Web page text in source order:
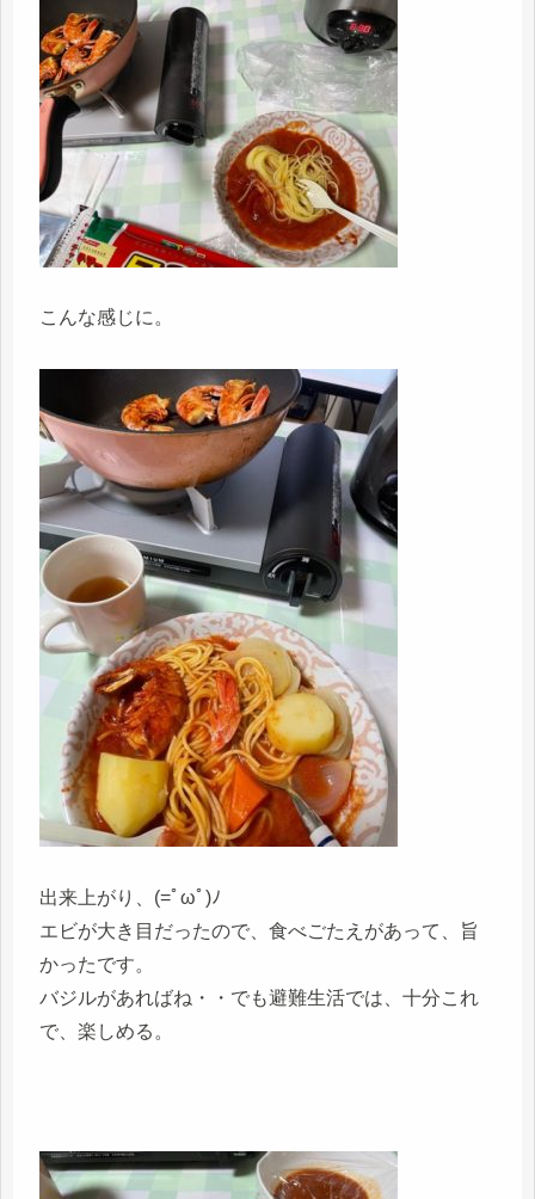
こんな感じに。
出来上がり、(=ﾟωﾟ)ﾉ
エビが大き目だったので、食べごたえがあって、旨
かったです。
バジルがあればね・・でも避難生活では、十分これ
で、楽しめる。